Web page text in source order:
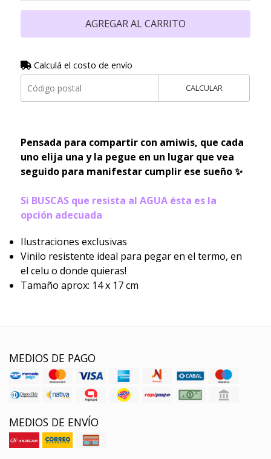
AGREGAR AL CARRITO
Calculá el costo de envío
CALCULAR
Pensada para compartir con amiwis, que cada
uno elija una y la pegue en un lugar que vea
seguido para manifestar cumplir ese sueño ✨
Si BUSCAS que resista al AGUA ésta es la
opción adecuada
Ilustraciones exclusivas
Vinilo resistente ideal para pegar en el termo, en
el celu o donde quieras!
Tamaño aprox: 14 x 17 cm
MEDIOS DE PAGO
MEDIOS DE ENVÍO